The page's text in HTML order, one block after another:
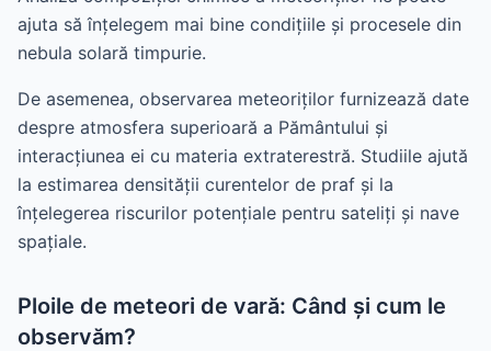
ajuta să înțelegem mai bine condițiile și procesele din
nebula solară timpurie.
De asemenea, observarea meteoriților furnizează date
despre atmosfera superioară a Pământului și
interacțiunea ei cu materia extraterestră. Studiile ajută
la estimarea densității curentelor de praf și la
înțelegerea riscurilor potențiale pentru sateliți și nave
spațiale.
Ploile de meteori de vară: Când și cum le
observăm?